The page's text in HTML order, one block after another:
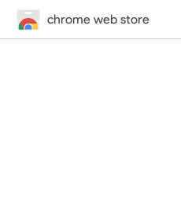
chrome web store